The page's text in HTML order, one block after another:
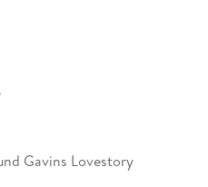
Gavins Lovestory